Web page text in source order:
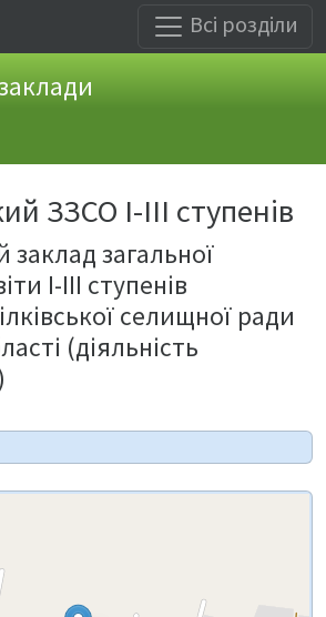
Всі розділи
ЗЗСО І-ІІІ ступенів
заклад загальної
І-ІІІ ступенів
селищної ради
(діяльність